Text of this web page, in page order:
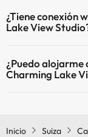
¿Tiene conexión
Lake View
¿Puedo alojarme
Charming Lake
Inicio
Suiza